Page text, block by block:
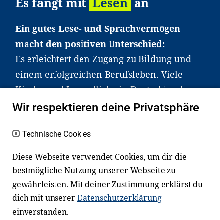
Ein gutes Lese- und Sprachvermögen
macht den positiven Unterschied:
Es erleichtert den Zugang zu Bildung und
einem erfolgreichen Berufsleben. Viele
Kinder und Jugendliche in Deutschland
haben aber große Schwierigkeiten dabei.
an Familien sowie an Erzieher*innen,
Lehrer*innen und andere
Fachexpert*innen. Dafür arbeiten wir eng
mit Ministerien, wissenschaftlichen
Einrichtungen, Verbänden, Unternehmen
und anderen Stiftungen zusammen.
Wir respektieren deine Privatsphäre
Technische Cookies
Diese Webseite verwendet Cookies, um dir die
bestmögliche Nutzung unserer Webseite zu
gewährleisten. Mit deiner Zustimmung erklärst du
dich mit unsererDatenschutzerklärung
einverstanden.